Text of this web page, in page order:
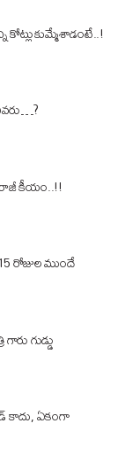
కుమ్మేశాడంటే..!
రాజీ కీయం..!!
రోజుల ముందే
గుడ్డు
కాదు, ఏకంగా